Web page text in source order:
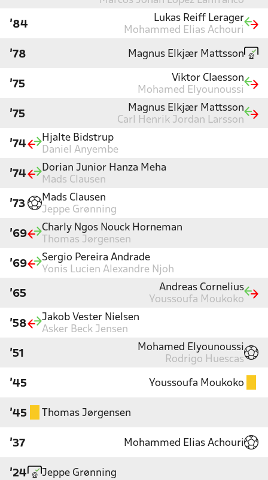
'84
Lukas Reiff Lerager
Mohammed Elias Achouri
'78 Magnus Elkjær Mattsson
'75
Viktor Claesson
Mohamed Elyounoussi
'75
Magnus Elkjær Mattsson
Carl Henrik Jordan Larsson
'74
Hjalte Bidstrup
Daniel Anyembe
'74
Dorian Junior Hanza Meha
Mads Clausen
'73
Mads Clausen
Jeppe Grønning
'69
Charly Ngos Nouck Horneman
Thomas Jørgensen
'69
Sergio Pereira Andrade
Yonis Lucien Alexandre Njoh
'65
Andreas Cornelius
Youssoufa Moukoko
'58
Jakob Vester Nielsen
Asker Beck Jensen
'51
Mohamed Elyounoussi
Rodrigo Huescas
'45 Youssoufa Moukoko
'45 Thomas Jørgensen
'37 Mohammed Elias Achouri
'24 Jeppe Grønning